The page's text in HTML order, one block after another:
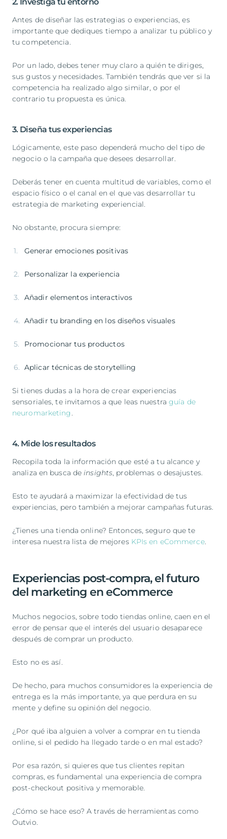
Antes de diseñar las estrategias o experiencias, es
importante que dediques tiempo a analizar tu público y
tu competencia.
Por un lado, debes tener muy claro a quién te diriges,
sus gustos y necesidades. También tendrás que ver si la
competencia ha realizado algo similar, o por el
contrario tu propuesta es única.
3. Diseña tus experiencias
Lógicamente, este paso dependerá mucho del tipo de
negocio o la campaña que desees desarrollar.
Deberás tener en cuenta multitud de variables, como el
espacio físico o el canal en el que vas desarrollar tu
estrategia de marketing experiencial.
No obstante, procura siempre:
Generar emociones positivas
Personalizar la experiencia
Añadir elementos interactivos
Añadir tu branding en los diseños visuales
Promocionar tus productos
Aplicar técnicas de storytelling
Si tienes dudas a la hora de crear experiencias
sensoriales, te invitamos a que leas nuestraguía de
neuromarketing .
4. Mide los resultados
Recopila toda la información que esté a tu alcance y
analiza en busca deinsights, problemas o desajustes.
Esto te ayudará a maximizar la efectividad de tus
experiencias, pero también a mejorar campañas futuras.
¿Tienes una tienda online? Entonces, seguro que te
interesa nuestra lista de mejores KPIs en eCommerce.
Experiencias post-compra, el futuro
del marketing en eCommerce
Muchos negocios, sobre todo tiendas online, caen en el
error de pensar que el interés del usuario desaparece
después de comprar un producto.
Esto no es así.
De hecho, para muchos consumidores la experiencia de
entrega es la más importante, ya que perdura en su
mente y define su opinión del negocio.
¿Por qué iba alguien a volver a comprar en tu tienda
online, si el pedido ha llegado tarde o en mal estado?
Por esa razón, si quieres que tus clientes repitan
compras, es fundamental una experiencia de compra
post-checkout positiva y memorable.
¿Cómo se hace eso? A través de herramientas como
Outvio.